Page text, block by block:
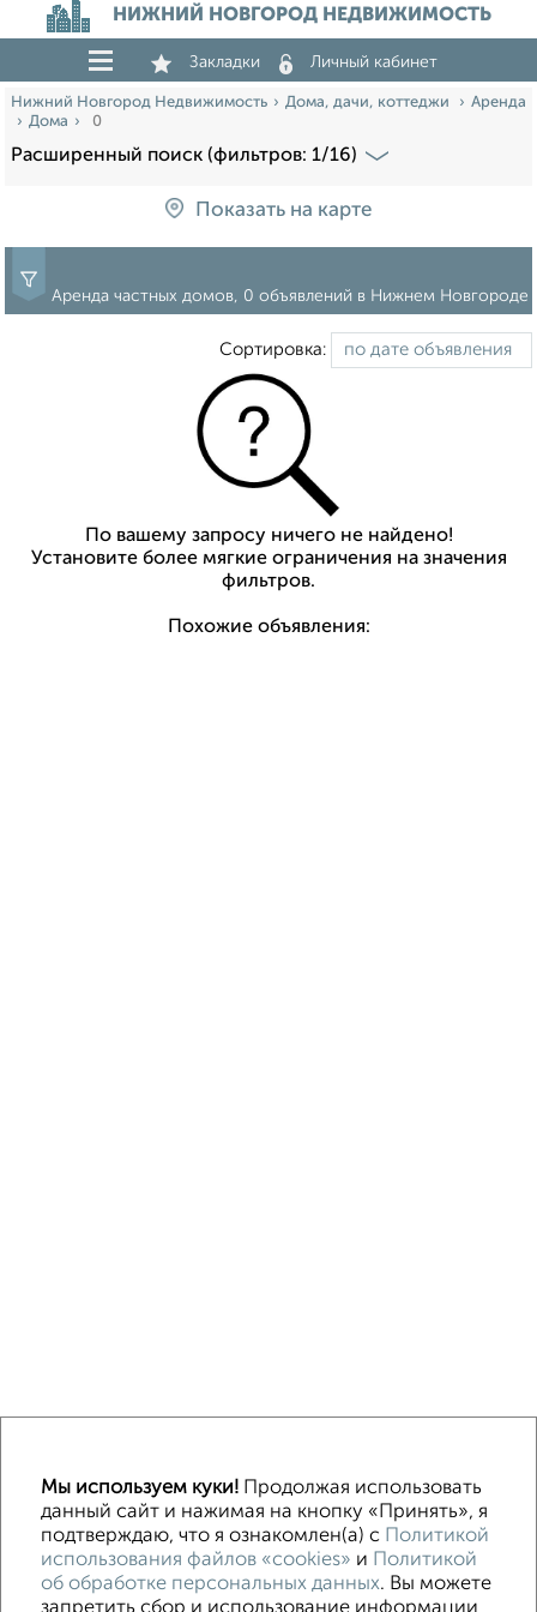
НИЖНИЙ НОВГОРОД НЕДВИЖИМОСТЬ
Закладки Личный кабинет
Нижний Новгород Недвижимость Дома, дачи, коттеджи
Аренда
Дома
0
Расширенный поиск (фильтров: 1/16)
Показать на карте
Аренда частных домов, 0 объявлений в Нижнем Новгороде
Сортировка:
По вашему запросу ничего не найдено!
Установите более мягкие ограничения на значения
фильтров.
Похожие объявления:
На сутки На длительный срок
Контакты
Политика конфиденциальности
Пользовательское соглашение
Нижний Новгород, улица Васнецова 20
© 2015–2026
Мы используем куки! Продолжая использовать
данный сайт и нажимая на кнопку «Принять», я
подтверждаю, что я ознакомлен(а) с Политикой
использования файлов «cookies» и Политикой
об обработке персональных данных. Вы можете